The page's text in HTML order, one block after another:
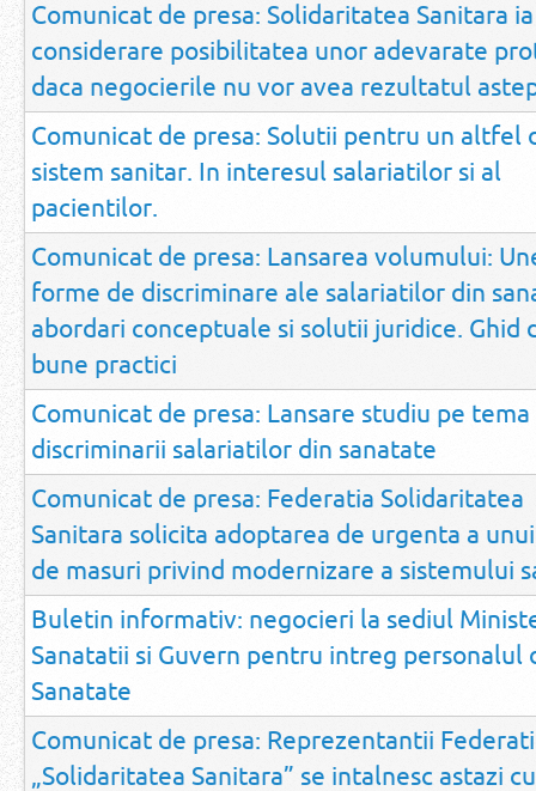
Comunicat de presa: Solidaritatea Sanitara
considerare posibilitatea unor adevarate
daca negocierile nu vor avea rezultatul
Comunicat de presa: Solutii pentru un altfel
sistem sanitar. In interesul salariatilor si al
pacientilor.
Comunicat de presa: Lansarea volumului:
forme de discriminare ale salariatilor din
abordari conceptuale si solutii juridice. Ghid
bune practici
Comunicat de presa: Lansare studiu pe tema
discriminarii salariatilor din sanatate
Comunicat de presa: Federatia Solidaritatea
Sanitara solicita adoptarea de urgenta a
de masuri privind modernizare a sistemului
Buletin informativ: negocieri la sediul
Sanatatii si Guvern pentru intreg personalul
Sanatate
Comunicat de presa: Reprezentantii
„Solidaritatea Sanitara” se intalnesc astazi cu